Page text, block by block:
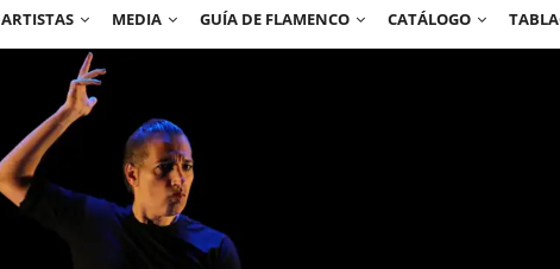
ARTISTAS MEDIA GUÍA DE FLAMENCO CATÁLOGO